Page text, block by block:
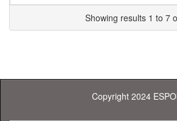
Showing results 1 to 7
Copyright 2024